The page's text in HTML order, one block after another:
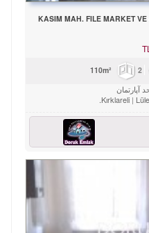
TL
2
آپارتمان
Kırklareli